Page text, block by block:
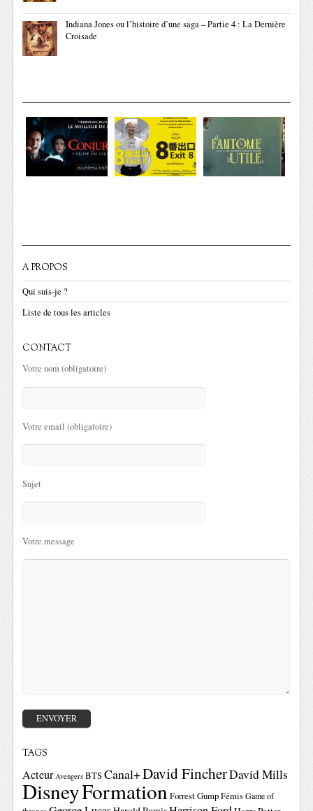
Indiana Jones ou l’histoire d’une saga – Partie 4 : La Dernière
Croisade
A PROPOS
Qui suis-je ?
Liste de tous les articles
CONTACT
Votre nom (obligatoire)
Votre email (obligatoire)
Sujet
Votre message
TAGS
Acteur Avengers BTSCanal+David FincherDavid Mills
DisneyFormationForrest GumpFémis Game of